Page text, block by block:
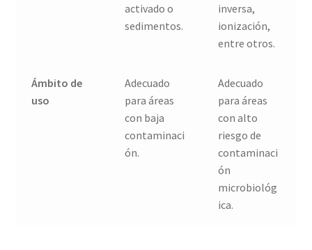
activado o
sedimentos.
inversa,
ionización,
entre otros.
Ámbito de
uso
Adecuado
para áreas
con baja
contaminaci
ón.
Adecuado
para áreas
con alto
riesgo de
contaminaci
ón
microbiológ
ica.